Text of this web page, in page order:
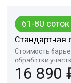
61-80 соток
Стандартная
Стоимость
обработки
16 890